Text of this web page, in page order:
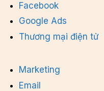
Facebook
Google Ads
Thương mại điện tử
Marketing
Email